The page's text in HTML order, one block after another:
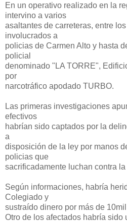
En un operativo realizado en la
intervino a varios
asaltantes de carreteras, entre
involucrados a
policias de Carmen Alto y hasta
policial
denominado "LA TORRE",
por
narcotráfico apodado TURBO.
Las primeras investigaciones
efectivos
habrían sido captados por la
a
disposición de la ley por manos
policias que
sacrificadamente luchan contra
Según informaciones, habría
Colegiado y
sustraído dinero por más de
Otro de los afectados habría sido